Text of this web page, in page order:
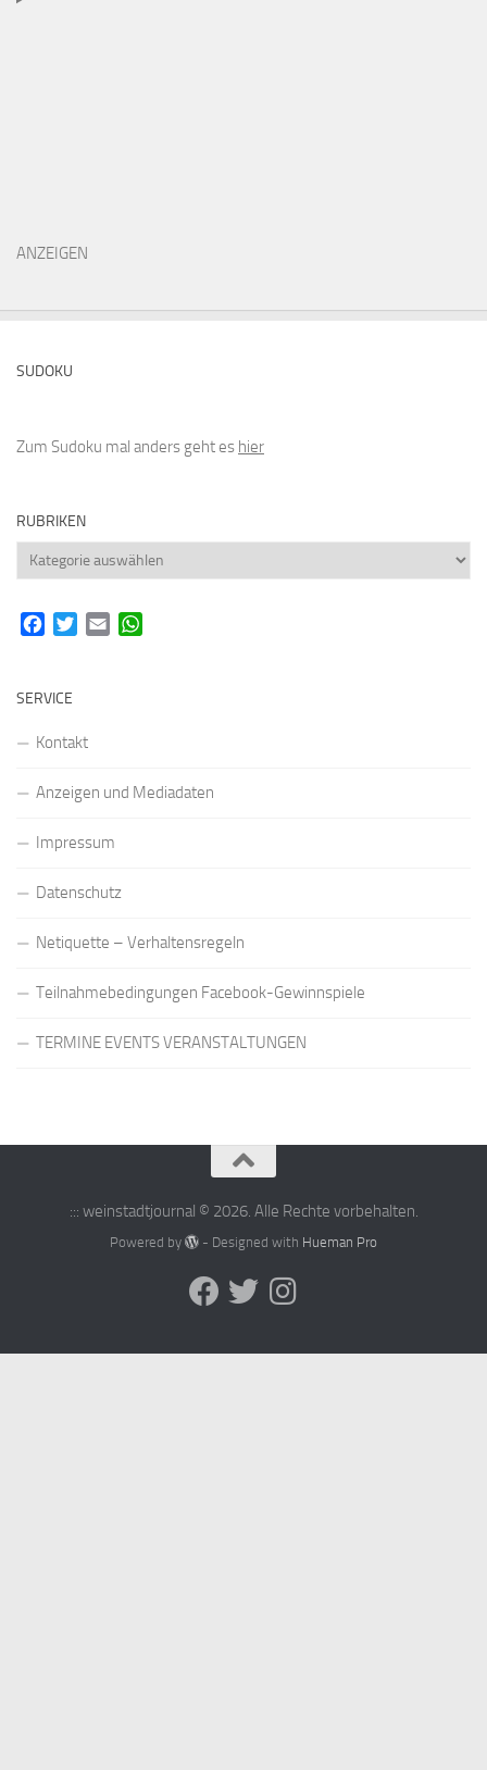
ANZEIGEN
SUDOKU
Zum Sudoku mal anders geht es hier
RUBRIKEN
Rubriken
FacebookTwitterEmail
SERVICE
Kontakt
Anzeigen und Mediadaten
Impressum
Datenschutz
Netiquette – Verhaltensregeln
Teilnahmebedingungen Facebook-Gewinnspiele
TERMINE EVENTS VERANSTALTUNGEN
::: weinstadtjournal © 2026. Alle Rechte vorbehalten.
Powered by - Designed with Hueman Pro